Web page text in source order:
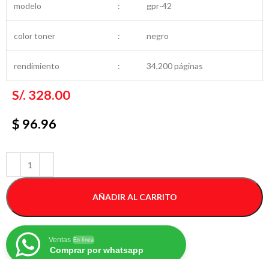
modelo : gpr-42
color toner : negro
rendimiento : 34,200 páginas
S/. 328.00
$ 96.96
AÑADIR AL CARRITO
Ventas En línea
Comprar por whatsapp